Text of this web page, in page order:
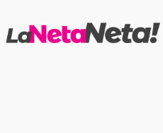
al